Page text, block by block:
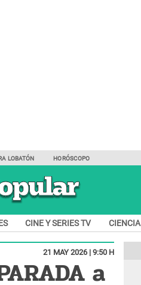
LOBATÓN HORÓSCOPO
CINE Y SERIES TV CIENCIA
21 MAY 2026 | 9:50 H
a